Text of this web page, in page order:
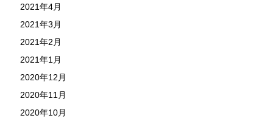
2021年4月
2021年3月
2021年2月
2021年1月
2020年12月
2020年11月
2020年10月